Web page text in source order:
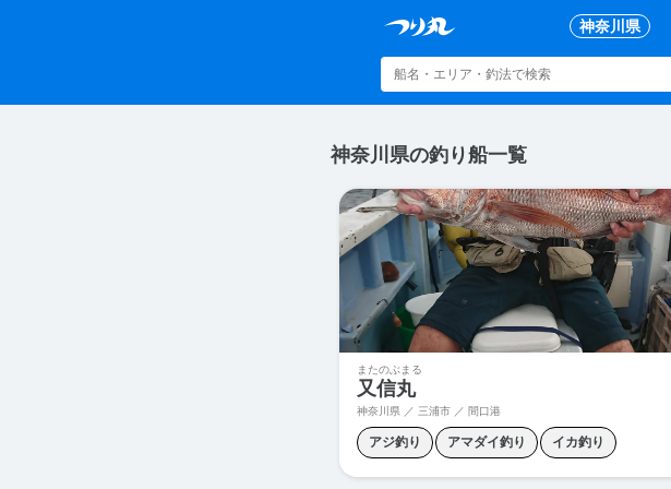
神奈川県
神奈川県の釣り船一覧
またのぶまる
又信丸
神奈川県 ／ 三浦市 ／ 間口港
アジ釣り アマダイ釣り イカ釣り
オニカサゴ釣り カワハギ釣り クロムツ釣り